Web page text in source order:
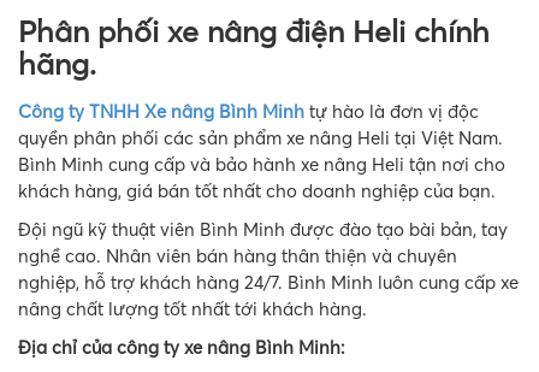
Phân phối xe nâng điện Heli chính
hãng.
Công ty TNHH Xe nâng Bình Minh tự hào là đơn vị độc
quyền phân phối các sản phẩm xe nâng Heli tại Việt Nam.
Bình Minh cung cấp và bảo hành xe nâng Heli tận nơi cho
khách hàng, giá bán tốt nhất cho doanh nghiệp của bạn.
Đội ngũ kỹ thuật viên Bình Minh được đào tạo bài bản, tay
nghề cao. Nhân viên bán hàng thân thiện và chuyên
nghiệp, hỗ trợ khách hàng 24/7. Bình Minh luôn cung cấp xe
nâng chất lượng tốt nhất tới khách hàng.
Địa chỉ của công ty xe nâng Bình Minh: